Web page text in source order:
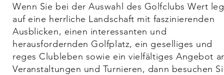
Wenn Sie bei der Auswahl des Golfclubs Wert
auf eine herrliche Landschaft mit faszinierenden
Ausblicken, einen interessanten und
herausfordernden Golfplatz, ein geselliges und
reges Clubleben sowie ein vielfältiges Angebot
Veranstaltungen und Turnieren, dann besuchen